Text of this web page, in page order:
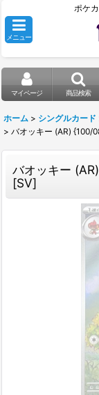
ポケ
メニュー
マイページ 商品検索
ホーム > シングルカード
> バオッキー (AR) {100/
バオッキー
[SV]